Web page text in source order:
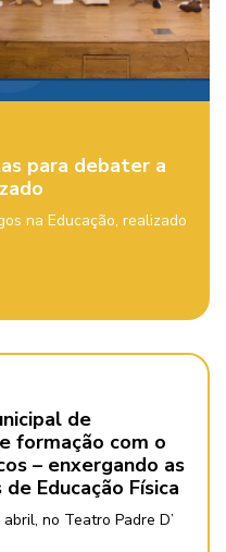
para debater a
na Educação, realizado
de
formação com o
– enxergando as
Educação Física
no Teatro Padre D’